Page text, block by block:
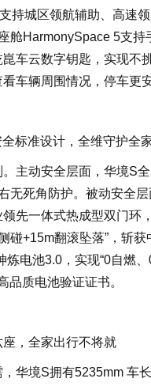
持城区领航辅助、高速
舱HarmonySpace 5支
车云数字钥匙，实现不
车辆周围情况，停车更
标准设计，全维守护全
主动安全层面，华境S
无死角防护。被动安全
先一体式热成型双门
碰+15m翻滚坠落”，斩
炼电池3.0，实现“0自燃
品质电池验证证书。
，全家出行不将就
华境S拥有5235mm 车